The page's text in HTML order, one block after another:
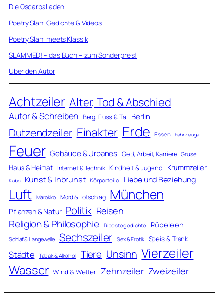
Die Oscarballaden
Poetry Slam Gedichte & Videos
Poetry Slam meets Klassik
SLAMMED! – das Buch – zum Sonderpreis!
Über den Autor
Achtzeiler Alter, Tod & Abschied
Autor & Schreiben Berg, Fluss & Tal Berlin
Dutzendzeiler Einakter Erde Essen Fahrzeuge
Feuer Gebäude & Urbanes Geld, Arbeit, Karriere Grusel
Haus & Heimat Internet & Technik Kindheit & Jugend Krummzeiler
Kuba Kunst & Inbrunst Körperteile Liebe und Beziehung
Luft Marokko Mord & Totschlag München
Pflanzen & Natur Politik Reisen
Religion & Philosophie Ripostegedichte Rüpeleien
Schlaf & Langeweile Sechszeiler Sex & Erotik Speis & Trank
Städte Tabak & Alkohol Tiere Unsinn Vierzeiler
Wasser Wind & Wetter Zehnzeiler Zweizeiler